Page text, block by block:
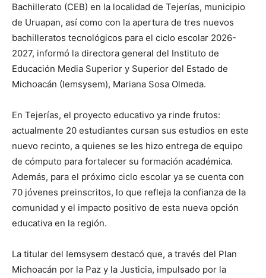
Bachillerato (CEB) en la localidad de Tejerías, municipio
de Uruapan, así como con la apertura de tres nuevos
bachilleratos tecnológicos para el ciclo escolar 2026-
2027, informó la directora general del Instituto de
Educación Media Superior y Superior del Estado de
Michoacán (Iemsysem), Mariana Sosa Olmeda.
En Tejerías, el proyecto educativo ya rinde frutos:
actualmente 20 estudiantes cursan sus estudios en este
nuevo recinto, a quienes se les hizo entrega de equipo
de cómputo para fortalecer su formación académica.
Además, para el próximo ciclo escolar ya se cuenta con
70 jóvenes preinscritos, lo que refleja la confianza de la
comunidad y el impacto positivo de esta nueva opción
educativa en la región.
La titular del Iemsysem destacó que, a través del Plan
Michoacán por la Paz y la Justicia, impulsado por la